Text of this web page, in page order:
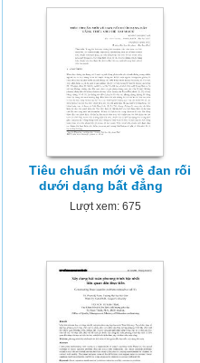
Tiêu chuẩn mới về đan rối
dưới dạng bất đẳng
Lượt xem: 675